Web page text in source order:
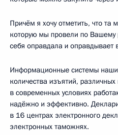
Причём я хочу отметить, что
которую мы провели по
себя оправдала и оправдывает
Информационные системы
количества изъятий,
в современных условиях
надёжно и эффективно.
в 16 центрах электронного
электронных таможнях.